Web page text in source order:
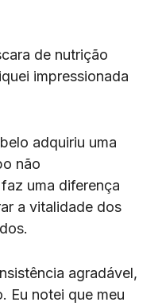
de nutrição
impressionada
adquiriu uma
não
uma diferença
a vitalidade dos
agradável,
Eu notei que meu